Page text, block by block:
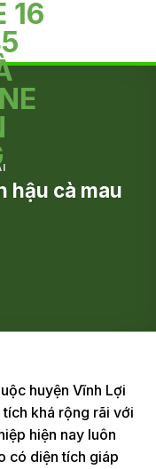
hậu cà mau
huyện Vĩnh Lợi
khá rộng rãi với
hiện nay luôn
có diện tích giáp